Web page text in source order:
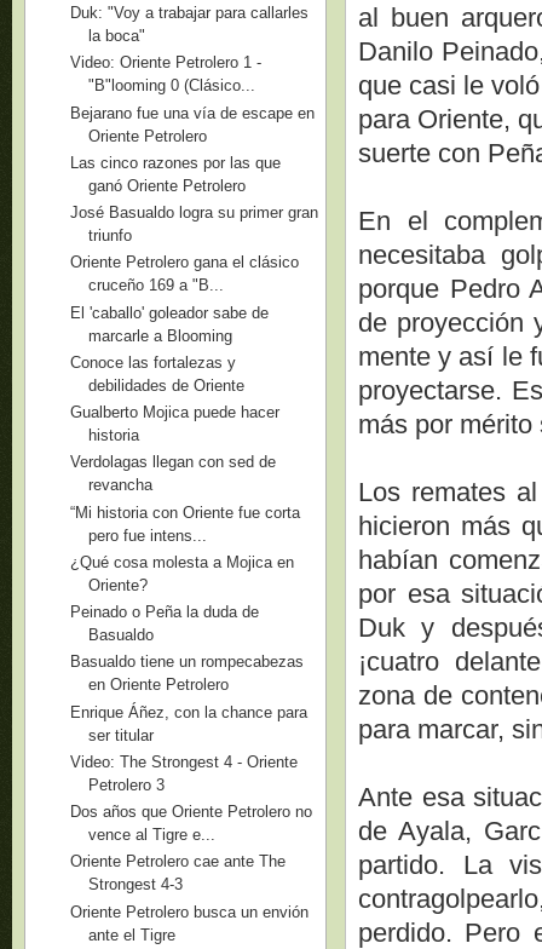
al buen
Danilo
que casi le
para Oriente,
suerte con
En el
necesitaba
porque Pedro
de proyección
mente y así le
proyectarse.
más por
Los remates
hicieron más
habían
por esa
Duk y
¡cuatro
zona de
para marcar,
Ante esa
de Ayala,
partido. La
perdido. Pero
Duk: "Voy a trabajar para callarles
la boca"
Video: Oriente Petrolero 1 -
"B"looming 0 (Clásico...
Bejarano fue una vía de escape en
Oriente Petrolero
Las cinco razones por las que
ganó Oriente Petrolero
José Basualdo logra su primer gran
triunfo
Oriente Petrolero gana el clásico
cruceño 169 a "B...
El 'caballo' goleador sabe de
marcarle a Blooming
Conoce las fortalezas y
debilidades de Oriente
Gualberto Mojica puede hacer
historia
Verdolagas llegan con sed de
revancha
“Mi historia con Oriente fue corta
pero fue intens...
¿Qué cosa molesta a Mojica en
Oriente?
Peinado o Peña la duda de
Basualdo
Basualdo tiene un rompecabezas
en Oriente Petrolero
Enrique Áñez, con la chance para
ser titular
Video: The Strongest 4 - Oriente
Petrolero 3
Dos años que Oriente Petrolero no
vence al Tigre e...
Oriente Petrolero cae ante The
Strongest 4-3
Oriente Petrolero busca un envión
ante el Tigre